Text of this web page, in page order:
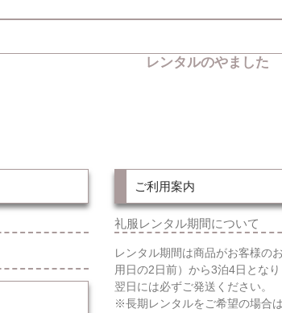
レンタルのやました
ご利用案内
礼服レンタル期間について
レンタル期間は商品がお客様の
用日の2日前）から3泊4日とな
翌日には必ずご発送ください。
※長期レンタルをご希望の場合